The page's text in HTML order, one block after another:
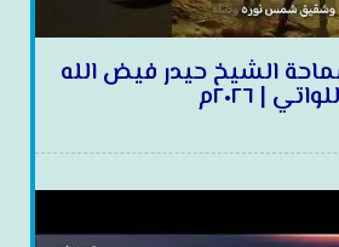
الشيخ حيدر فيض الله
| ٢٠٢٦م